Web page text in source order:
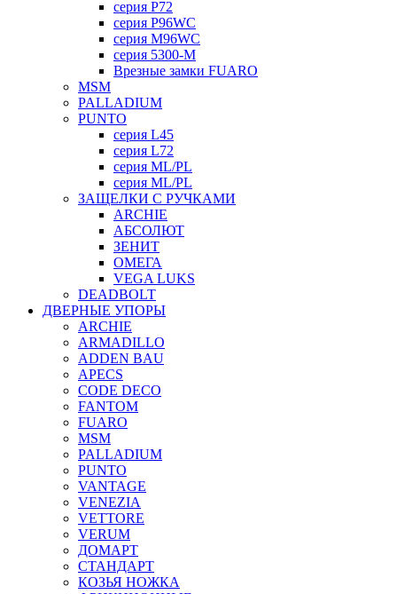
серия P72
серия P96WC
серия M96WC
серия 5300-M
Врезные замки FUARO
MSM
PALLADIUM
PUNTO
серия L45
серия L72
серия ML/PL
серия ML/PL
ЗАЩЕЛКИ С РУЧКАМИ
ARCHIE
АБСОЛЮТ
ЗЕНИТ
ОМЕГА
VEGA LUKS
DEADBOLT
ДВЕРНЫЕ УПОРЫ
ARCHIE
ARMADILLO
ADDEN BAU
APECS
CODE DECO
FANTOM
FUARO
MSM
PALLADIUM
PUNTO
VANTAGE
VENEZIA
VETTORE
VERUM
ДОМАРТ
СТАНДАРТ
КОЗЬЯ НОЖКА